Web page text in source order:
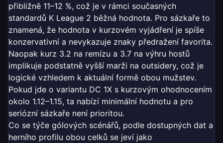
přibližně 11–12 %, což je v rámci současných
standardů K League 2 běžná hodnota. Pro sázkaře to
znamená, že hodnota v kurzovém vyjádření je spíše
konzervativní a nevykazuje znaky předražení favorita.
Naopak kurz 3.2 na remízu a 3.7 na výhru hostů
implikuje podstatně vyšší marži na outsidery, což je
logické vzhledem k aktuální formě obou mužstev.
Pokud jde o variantu DC 1X s kurzovým ohodnocením
okolo 1.12–1.15, ta nabízí minimální hodnotu a pro
seriózní sázkaře není prioritou.
Co se týče gólových scénářů, podle dostupných dat a
herního profilu obou celků se jeví jako